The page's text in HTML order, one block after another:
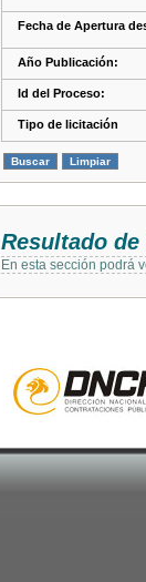
Fecha de Apertura
Año Publicación:
Id del Proceso:
Tipo de licitación
Resultado
En esta sección podrá